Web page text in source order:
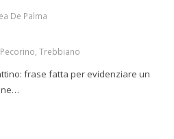
De Palma
Pecorino Trebbiano
frase fatta per evidenziare un